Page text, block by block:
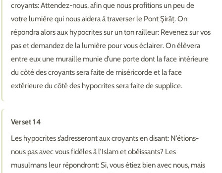
croyants: Attendez-nous, afin que nous profitions un peu de
votre lumière qui nous aidera à traverser le Pont Şirâṭ. On
répondra alors aux hypocrites sur un ton railleur: Revenez sur vos
pas et demandez de la lumière pour vous éclairer. On élèvera
entre eux une muraille munie d’une porte dont la face intérieure
du côté des croyants sera faite de miséricorde et la face
extérieure du côté des hypocrites sera faite de supplice.
Verset 14
Les hypocrites s’adresseront aux croyants en disant: N’étions-
nous pas avec vous fidèles à l’Islam et obéissants? Les
musulmans leur répondront: Si, vous étiez bien avec nous, mais